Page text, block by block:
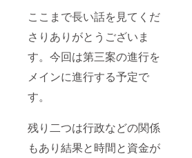
ここまで長い話を見てくだ
さりありがとうございま
す。今回は第三案の進行を
メインに進行する予定で
す。
残り二つは行政などの関係
もあり結果と時間と資金が